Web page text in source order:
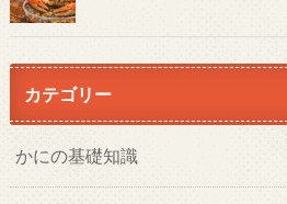
カテゴリー
かにの基礎知識